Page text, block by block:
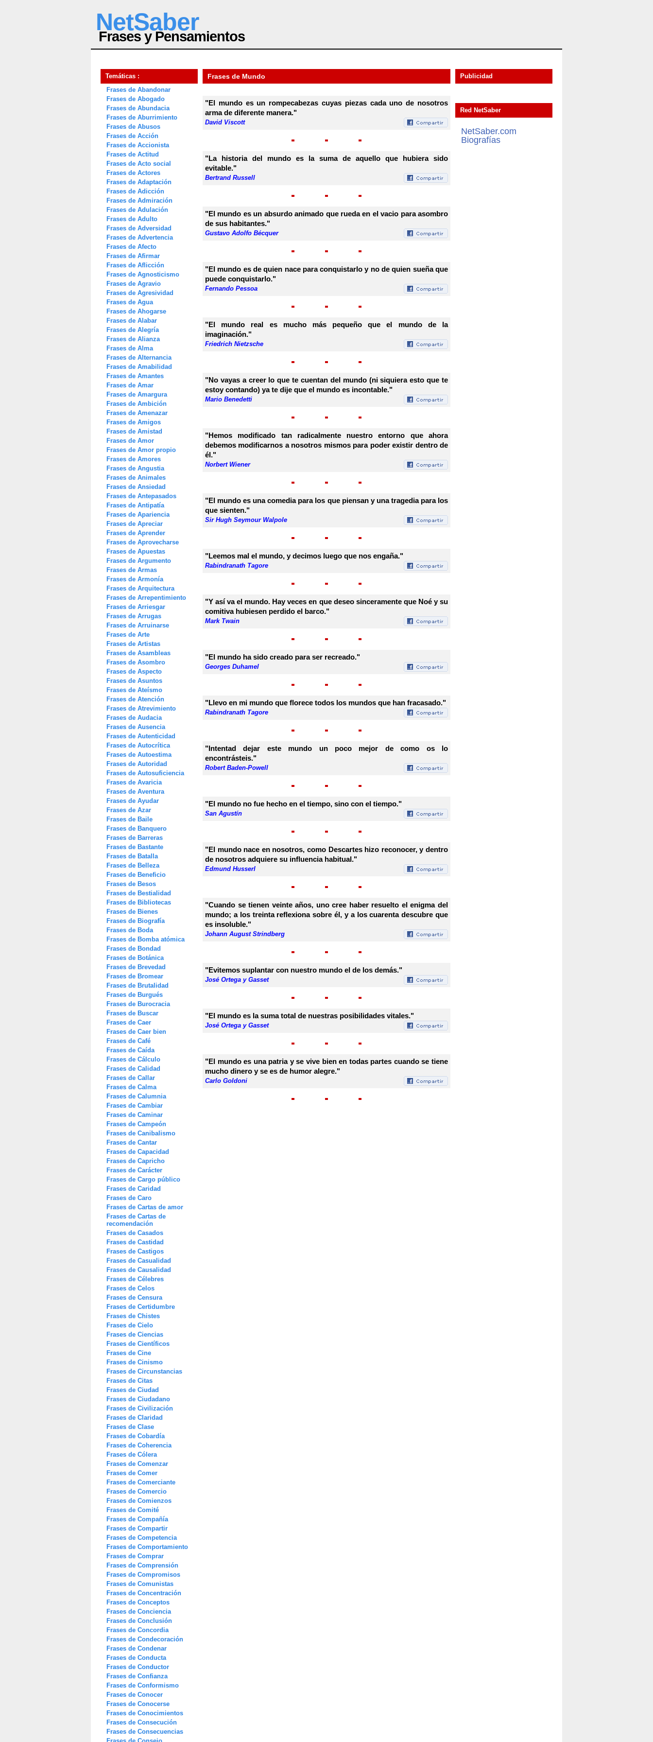
NetSaber
Frases y Pensamientos
Temáticas :
Frases de Abandonar
Frases de Abogado
Frases de Abundacia
Frases de Aburrimiento
Frases de Abusos
Frases de Acción
Frases de Accionista
Frases de Actitud
Frases de Acto social
Frases de Actores
Frases de Adaptación
Frases de Adicción
Frases de Admiración
Frases de Adulación
Frases de Adulto
Frases de Adversidad
Frases de Advertencia
Frases de Afecto
Frases de Afirmar
Frases de Aflicción
Frases de Agnosticismo
Frases de Agravio
Frases de Agresividad
Frases de Agua
Frases de Ahogarse
Frases de Alabar
Frases de Alegría
Frases de Alianza
Frases de Alma
Frases de Alternancia
Frases de Amabilidad
Frases de Amantes
Frases de Amar
Frases de Amargura
Frases de Ambición
Frases de Amenazar
Frases de Amigos
Frases de Amistad
Frases de Amor
Frases de Amor propio
Frases de Amores
Frases de Angustia
Frases de Animales
Frases de Ansiedad
Frases de Antepasados
Frases de Antipatía
Frases de Apariencia
Frases de Apreciar
Frases de Aprender
Frases de Aprovecharse
Frases de Apuestas
Frases de Argumento
Frases de Armas
Frases de Armonía
Frases de Arquitectura
Frases de Arrepentimiento
Frases de Arriesgar
Frases de Arrugas
Frases de Arruinarse
Frases de Arte
Frases de Artistas
Frases de Asambleas
Frases de Asombro
Frases de Aspecto
Frases de Asuntos
Frases de Ateísmo
Frases de Atención
Frases de Atrevimiento
Frases de Audacia
Frases de Ausencia
Frases de Autenticidad
Frases de Autocrítica
Frases de Autoestima
Frases de Autoridad
Frases de Autosuficiencia
Frases de Avaricia
Frases de Aventura
Frases de Ayudar
Frases de Azar
Frases de Baile
Frases de Banquero
Frases de Barreras
Frases de Bastante
Frases de Batalla
Frases de Belleza
Frases de Beneficio
Frases de Besos
Frases de Bestialidad
Frases de Bibliotecas
Frases de Bienes
Frases de Biografía
Frases de Boda
Frases de Bomba atómica
Frases de Bondad
Frases de Botánica
Frases de Brevedad
Frases de Bromear
Frases de Brutalidad
Frases de Burgués
Frases de Burocracia
Frases de Buscar
Frases de Caer
Frases de Caer bien
Frases de Café
Frases de Caída
Frases de Cálculo
Frases de Calidad
Frases de Callar
Frases de Calma
Frases de Calumnia
Frases de Cambiar
Frases de Caminar
Frases de Campeón
Frases de Canibalismo
Frases de Cantar
Frases de Capacidad
Frases de Capricho
Frases de Carácter
Frases de Cargo público
Frases de Caridad
Frases de Caro
Frases de Cartas de amor
Frases de Cartas de
recomendación
Frases de Casados
Frases de Castidad
Frases de Castigos
Frases de Casualidad
Frases de Causalidad
Frases de Célebres
Frases de Celos
Frases de Censura
Frases de Certidumbre
Frases de Chistes
Frases de Cielo
Frases de Ciencias
Frases de Científicos
Frases de Cine
Frases de Cinismo
Frases de Circunstancias
Frases de Citas
Frases de Ciudad
Frases de Ciudadano
Frases de Civilización
Frases de Claridad
Frases de Clase
Frases de Cobardía
Frases de Coherencia
Frases de Cólera
Frases de Comenzar
Frases de Comer
Frases de Comerciante
Frases de Comercio
Frases de Comienzos
Frases de Comité
Frases de Compañía
Frases de Compartir
Frases de Competencia
Frases de Comportamiento
Frases de Comprar
Frases de Comprensión
Frases de Compromisos
Frases de Comunistas
Frases de Concentración
Frases de Conceptos
Frases de Conciencia
Frases de Conclusión
Frases de Concordia
Frases de Condecoración
Frases de Condenar
Frases de Conducta
Frases de Conductor
Frases de Confianza
Frases de Conformismo
Frases de Conocer
Frases de Conocerse
Frases de Conocimientos
Frases de Consecución
Frases de Consecuencias
Frases de Mundo
"El mundo es un rompecabezas cuyas piezas cada uno de nosotros
arma de diferente manera."
David Viscott
"La historia del mundo es la suma de aquello que hubiera sido
evitable."
Bertrand Russell
"El mundo es un absurdo animado que rueda en el vacio para asombro
de sus habitantes."
Gustavo Adolfo Bécquer
"El mundo es de quien nace para conquistarlo y no de quien sueña que
puede conquistarlo."
Fernando Pessoa
"El mundo real es mucho más pequeño que el mundo de la
imaginación."
Friedrich Nietzsche
"No vayas a creer lo que te cuentan del mundo (ni siquiera esto que te
estoy contando) ya te dije que el mundo es incontable."
Mario Benedetti
"Hemos modificado tan radicalmente nuestro entorno que ahora
debemos modificarnos a nosotros mismos para poder existir dentro de
él."
Norbert Wiener
"El mundo es una comedia para los que piensan y una tragedia para los
que sienten."
Sir Hugh Seymour Walpole
"Leemos mal el mundo, y decimos luego que nos engaña."
Rabindranath Tagore
"Y así va el mundo. Hay veces en que deseo sinceramente que Noé y su
comitiva hubiesen perdido el barco."
Mark Twain
"El mundo ha sido creado para ser recreado."
Georges Duhamel
"Llevo en mi mundo que florece todos los mundos que han fracasado."
Rabindranath Tagore
"Intentad dejar este mundo un poco mejor de como os lo
encontrásteis."
Robert Baden-Powell
"El mundo no fue hecho en el tiempo, sino con el tiempo."
San Agustín
"El mundo nace en nosotros, como Descartes hizo reconocer, y dentro
de nosotros adquiere su influencia habitual."
Edmund Husserl
"Cuando se tienen veinte años, uno cree haber resuelto el enigma del
mundo; a los treinta reflexiona sobre él, y a los cuarenta descubre que
es insoluble."
Johann August Strindberg
"Evitemos suplantar con nuestro mundo el de los demás."
José Ortega y Gasset
"El mundo es la suma total de nuestras posibilidades vitales."
José Ortega y Gasset
"El mundo es una patria y se vive bien en todas partes cuando se tiene
mucho dinero y se es de humor alegre."
Carlo Goldoni
Publicidad
Red NetSaber
NetSaber.com
Biografías